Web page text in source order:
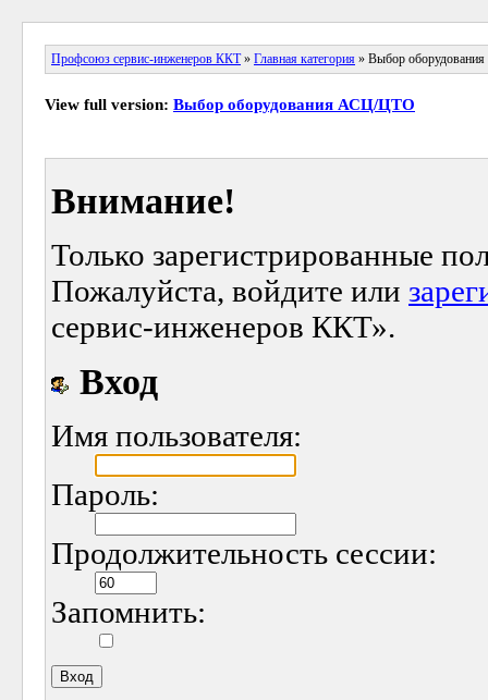
Профсоюз сервис-инженеров ККТ» Главная категория » Выбор
View full version: Выбор оборудования АСЦ/ЦТО
Внимание!
Только зарегистрированные
Пожалуйста, войдите или
сервис-инженеров ККТ».
Вход
Имя пользователя:
Пароль:
Продолжительность сессии:
Запомнить: